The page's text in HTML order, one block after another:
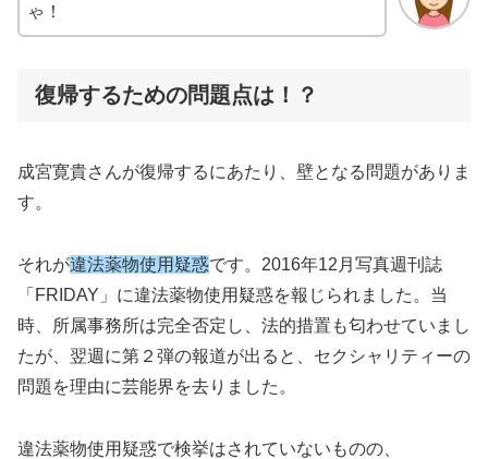
ゃ！
復帰するための問題点は！？
成宮寛貴さんが復帰するにあたり、壁となる問題がありま
す。
それが違法薬物使用疑惑です。2016年12月写真週刊誌
「FRIDAY」に違法薬物使用疑惑を報じられました。当
時、所属事務所は完全否定し、法的措置も匂わせていまし
たが、翌週に第２弾の報道が出ると、セクシャリティーの
問題を理由に芸能界を去りました。
違法薬物使用疑惑で検挙はされていないものの、